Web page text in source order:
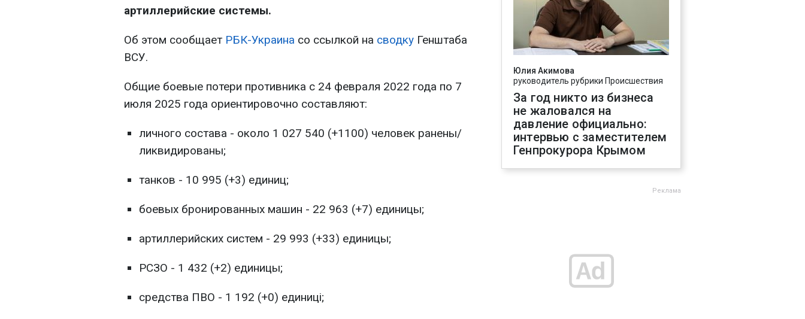
артиллерийские системы.
Об этом сообщает РБК-Украина со ссылкой на сводку Генштаба
ВСУ.
Общие боевые потери противника с 24 февраля 2022 года по 7
июля 2025 года ориентировочно составляют:
личного состава - около 1 027 540 (+1100) человек ранены/
ликвидированы;
танков - 10 995 (+3) единиц;
боевых бронированных машин - 22 963 (+7) единицы;
артиллерийских систем - 29 993 (+33) единицы;
РСЗО - 1 432 (+2) единицы;
средства ПВО - 1 192 (+0) единиці;
Юлия Акимова
руководитель рубрики Происшествия
За год никто из бизнеса
не жаловался на
давление официально:
интервью с заместителем
Генпрокурора Крымом